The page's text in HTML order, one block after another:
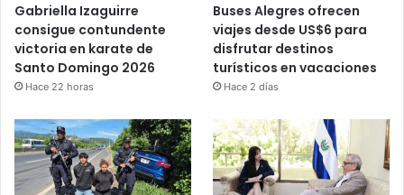
Gabriella Izaguirre
consigue contundente
victoria en karate de
Santo Domingo 2026
Hace 22 horas
Buses Alegres ofrecen
viajes desde US$6 para
disfrutar destinos
turísticos en vacaciones
Hace 2 días